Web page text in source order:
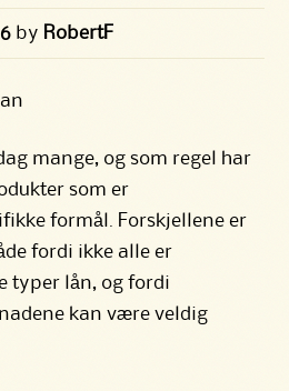
by RobertF
mange, og som regel har
som er
formål. Forskjellene er
fordi ikke alle er
typer lån, og fordi
kan være veldig